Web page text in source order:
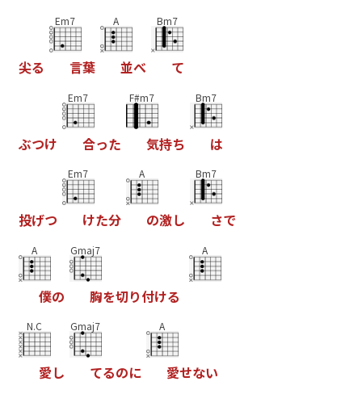
尖る
Em7
言葉
A
並べ
Bm7
て
ぶつけ
Em7
合った
F#m7
気持ち
Bm7
は
投げつ
Em7
けた分
A
の激し
Bm7
さで
A
僕の
Gmaj7
胸を切り付ける
A
N.C
愛し
Gmaj7
てるのに
A
愛せない